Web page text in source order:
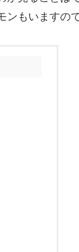
ンもいますの